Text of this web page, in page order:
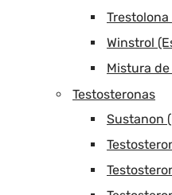
Trestolona
Winstrol
Mistura
Testosteronas
Sustanon